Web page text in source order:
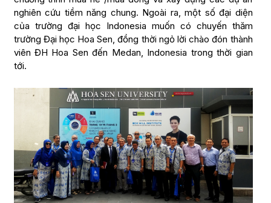
nghiên cứu tiềm năng chung. Ngoài ra, một số đại diện
của trường đại học Indonesia muốn có chuyến thăm
trường Đại học Hoa Sen, đồng thời ngỏ lời chào đón thành
viên ĐH Hoa Sen đến Medan, Indonesia trong thời gian
tới.